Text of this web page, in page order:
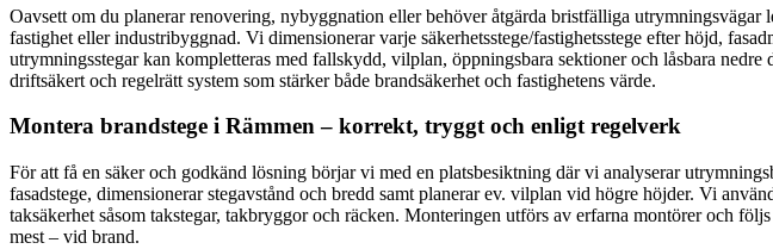
Oavsett om du planerar renovering, nybyggnation eller behöver åtgärda bristfälliga
fastighet eller industribyggnad. Vi dimensionerar varje säkerhetsstege/fastighetsstege efter höjd,
utrymningsstegar kan kompletteras med fallskydd, vilplan, öppningsbara sektioner och låsbara
driftsäkert och regelrätt system som stärker både brandsäkerhet och fastighetens värde.
Montera brandstege i Rämmen – korrekt, tryggt och enligt regelverk
För att få en säker och godkänd lösning börjar vi med en platsbesiktning där vi analyserar
fasadstege, dimensionerar stegavstånd och bredd samt planerar ev. vilplan vid högre höjder. Vi
taksäkerhet såsom takstegar, takbryggor och räcken. Monteringen utförs av erfarna montörer och
mest – vid brand.